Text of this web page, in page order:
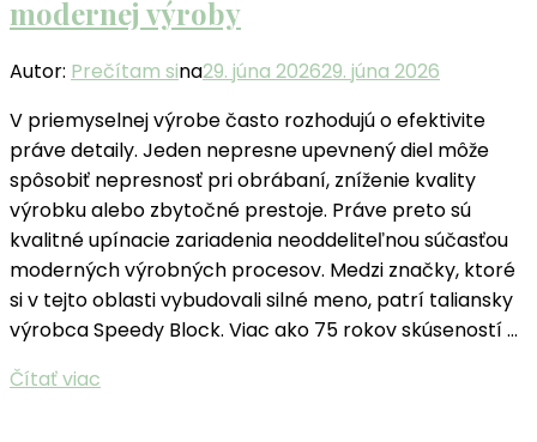
modernej výroby
Autor: Prečítam sina29. júna 202629. júna 2026
V priemyselnej výrobe často rozhodujú o efektivite
práve detaily. Jeden nepresne upevnený diel môže
spôsobiť nepresnosť pri obrábaní, zníženie kvality
výrobku alebo zbytočné prestoje. Práve preto sú
kvalitné upínacie zariadenia neoddeliteľnou súčasťou
moderných výrobných procesov. Medzi značky, ktoré
si v tejto oblasti vybudovali silné meno, patrí taliansky
výrobca Speedy Block. Viac ako 75 rokov skúseností …
Čítať viac